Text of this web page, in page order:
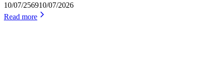
10/07/256910/07/2026
Read more